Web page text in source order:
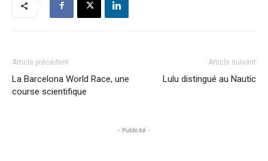
Article précédent
La Barcelona World Race, une
course scientifique
Article suivant
Lulu distingué au Nautic
- Publicité -